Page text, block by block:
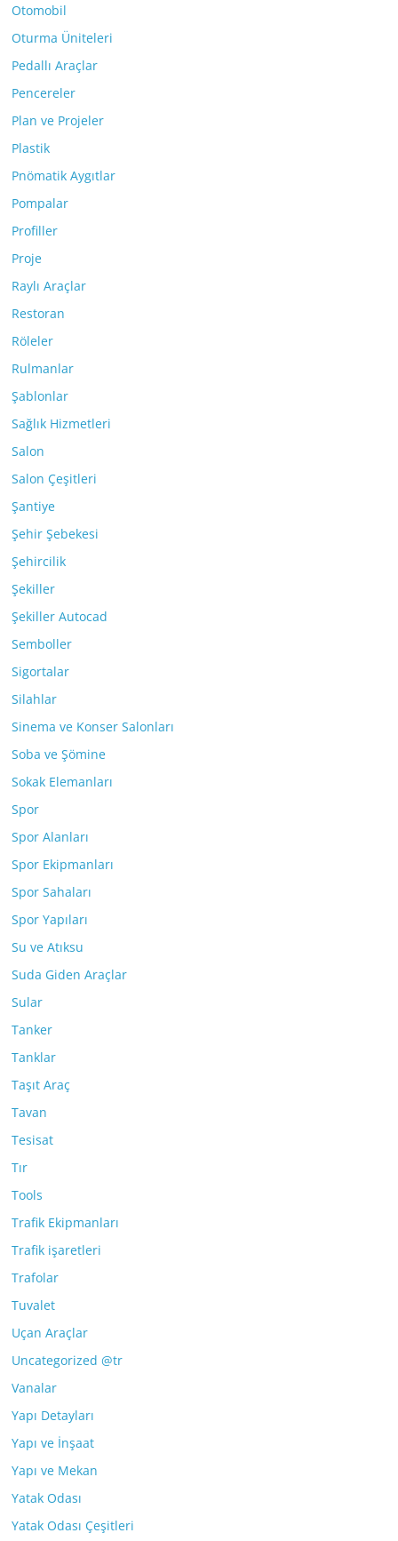
Otomobil
Oturma Üniteleri
Pedallı Araçlar
Pencereler
Plan ve Projeler
Plastik
Pnömatik Aygıtlar
Pompalar
Profiller
Proje
Raylı Araçlar
Restoran
Röleler
Rulmanlar
Şablonlar
Sağlık Hizmetleri
Salon
Salon Çeşitleri
Şantiye
Şehir Şebekesi
Şehircilik
Şekiller
Şekiller Autocad
Semboller
Sigortalar
Silahlar
Sinema ve Konser Salonları
Soba ve Şömine
Sokak Elemanları
Spor
Spor Alanları
Spor Ekipmanları
Spor Sahaları
Spor Yapıları
Su ve Atıksu
Suda Giden Araçlar
Sular
Tanker
Tanklar
Taşıt Araç
Tavan
Tesisat
Tır
Tools
Trafik Ekipmanları
Trafik işaretleri
Trafolar
Tuvalet
Uçan Araçlar
Uncategorized @tr
Vanalar
Yapı Detayları
Yapı ve İnşaat
Yapı ve Mekan
Yatak Odası
Yatak Odası Çeşitleri